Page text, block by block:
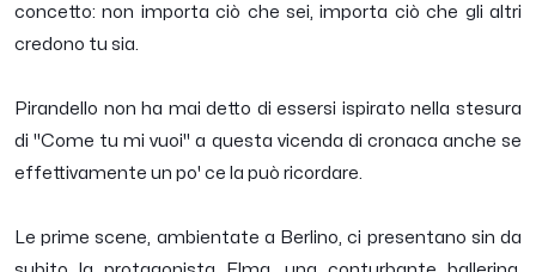
concetto: non importa ciò che sei, importa ciò che gli altri
credono tu sia.
Pirandello non ha mai detto di essersi ispirato nella stesura
di "Come tu mi vuoi" a questa vicenda di cronaca anche se
effettivamente un po' ce la può ricordare.
Le prime scene, ambientate a Berlino, ci presentano sin da